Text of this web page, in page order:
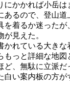
にかかれば小岳は
あるので、登山
を着るか迷った
見えた。
かれている大きな
もっと詳細な地
ど、無駄に立派だ
白い案内板の方